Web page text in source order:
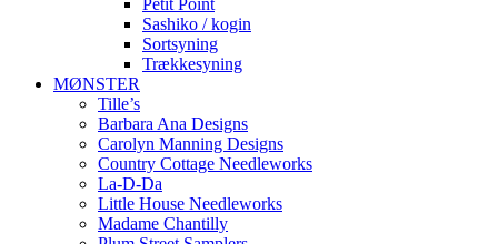
Sashiko / kogin
Sortsyning
Trækkesyning
MØNSTER
Tille’s
Barbara Ana Designs
Carolyn Manning Designs
Country Cottage Needleworks
La-D-Da
Little House Needleworks
Madame Chantilly